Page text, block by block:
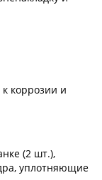
коррозии и
(2 шт.),
уплотняющие